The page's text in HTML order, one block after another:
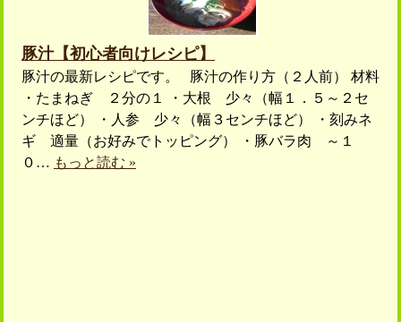
豚汁【初心者向けレシピ】
豚汁の最新レシピです。 豚汁の作り方（２人前） 材料
・たまねぎ ２分の１ ・大根 少々（幅１．５～２セ
ンチほど） ・人参 少々（幅３センチほど） ・刻みネ
ギ 適量（お好みでトッピング） ・豚バラ肉 ～１
０… もっと読む »